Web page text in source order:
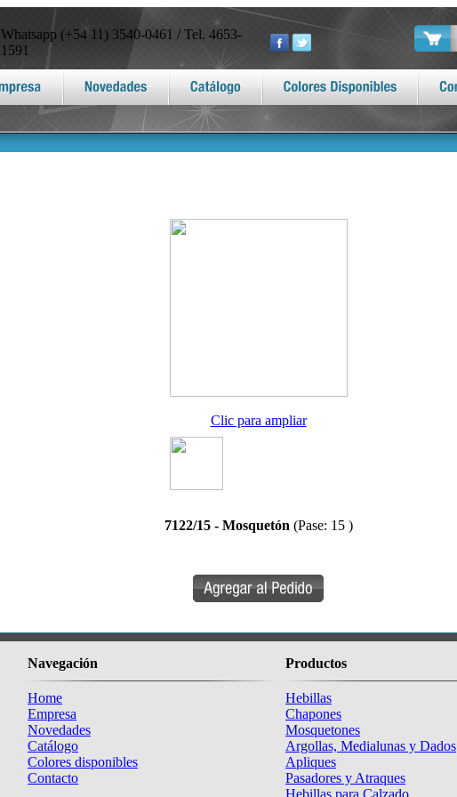
Whatsapp (+54 11) 3540-0461 / Tel. 4653-
1591
Clic para ampliar
7122/15 - Mosquetón (Pase: 15 )
Navegación
Home
Empresa
Novedades
Catálogo
Colores disponibles
Contacto
Productos
Hebillas
Chapones
Mosquetones
Argollas, Medialunas y Dados
Apliques
Pasadores y Atraques
Hebillas para Calzado